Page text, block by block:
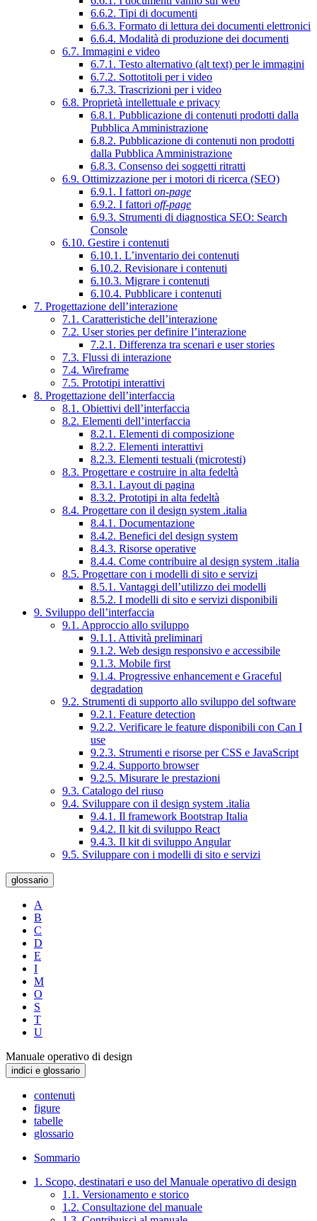
6.6.2. Tipi di documenti
6.6.3. Formato di lettura dei documenti elettronici
6.6.4. Modalità di produzione dei documenti
6.7. Immagini e video
6.7.1. Testo alternativo (alt text) per le immagini
6.7.2. Sottotitoli per i video
6.7.3. Trascrizioni per i video
6.8. Proprietà intellettuale e privacy
6.8.1. Pubblicazione di contenuti prodotti dalla
Pubblica Amministrazione
6.8.2. Pubblicazione di contenuti non prodotti
dalla Pubblica Amministrazione
6.8.3. Consenso dei soggetti ritratti
6.9. Ottimizzazione per i motori di ricerca (SEO)
6.9.1. I fattori on-page
6.9.2. I fattori off-page
6.9.3. Strumenti di diagnostica SEO: Search
Console
6.10. Gestire i contenuti
6.10.1. L’inventario dei contenuti
6.10.2. Revisionare i contenuti
6.10.3. Migrare i contenuti
6.10.4. Pubblicare i contenuti
7. Progettazione dell’interazione
7.1. Caratteristiche dell’interazione
7.2. User stories per definire l’interazione
7.2.1. Differenza tra scenari e user stories
7.3. Flussi di interazione
7.4. Wireframe
7.5. Prototipi interattivi
8. Progettazione dell’interfaccia
8.1. Obiettivi dell’interfaccia
8.2. Elementi dell’interfaccia
8.2.1. Elementi di composizione
8.2.2. Elementi interattivi
8.2.3. Elementi testuali (microtesti)
8.3. Progettare e costruire in alta fedeltà
8.3.1. Layout di pagina
8.3.2. Prototipi in alta fedeltà
8.4. Progettare con il design system .italia
8.4.1. Documentazione
8.4.2. Benefici del design system
8.4.3. Risorse operative
8.4.4. Come contribuire al design system .italia
8.5. Progettare con i modelli di sito e servizi
8.5.1. Vantaggi dell’utilizzo dei modelli
8.5.2. I modelli di sito e servizi disponibili
9. Sviluppo dell’interfaccia
9.1. Approccio allo sviluppo
9.1.1. Attività preliminari
9.1.2. Web design responsivo e accessibile
9.1.3. Mobile first
9.1.4. Progressive enhancement e Graceful
degradation
9.2. Strumenti di supporto allo sviluppo del software
9.2.1. Feature detection
9.2.2. Verificare le feature disponibili con Can I
use
9.2.3. Strumenti e risorse per CSS e JavaScript
9.2.4. Supporto browser
9.2.5. Misurare le prestazioni
9.3. Catalogo del riuso
9.4. Sviluppare con il design system .italia
9.4.1. Il framework Bootstrap Italia
9.4.2. Il kit di sviluppo React
9.4.3. Il kit di sviluppo Angular
9.5. Sviluppare con i modelli di sito e servizi
glossario
A
B
C
D
E
I
M
O
S
T
U
Manuale operativo di design
indici e glossario
contenuti
figure
tabelle
glossario
Sommario
1. Scopo, destinatari e uso del Manuale operativo di design
1.1. Versionamento e storico
1.2. Consultazione del manuale